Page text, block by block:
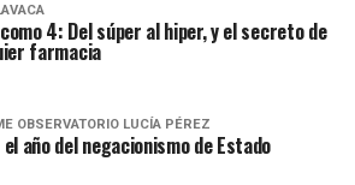
4: Del súper al hiper, y el secreto de
farmacia
OBSERVATORIO LUCÍA PÉREZ
año del negacionismo de Estado